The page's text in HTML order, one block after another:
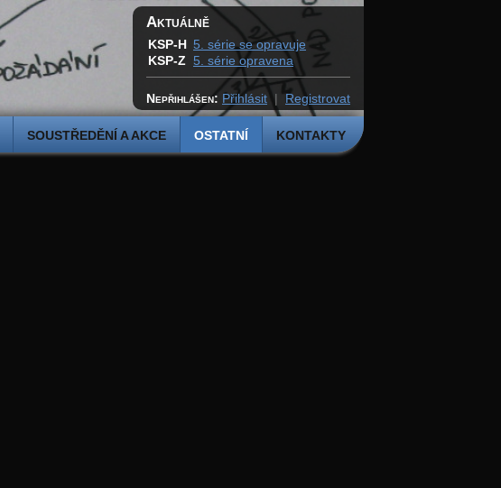
SOUSTŘEDĚNÍ A AKCE OSTATNÍ KONTAKTY
Aktuálně
KSP-H 5. série se opravuje
KSP-Z 5. série opravena
Nepřihlášen: Přihlásit | Registrovat